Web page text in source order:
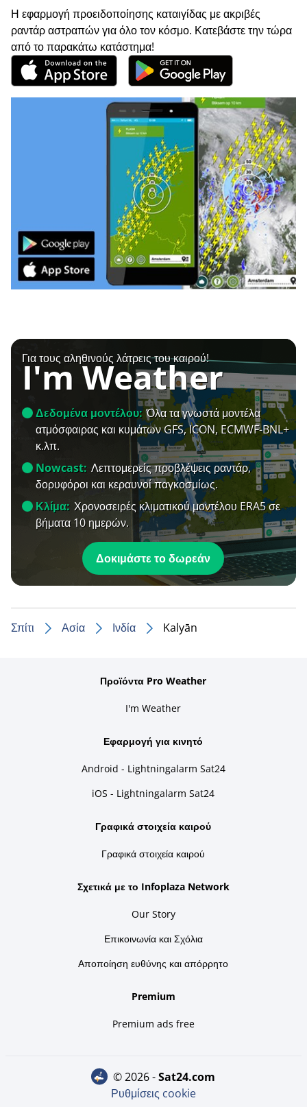
Η εφαρμογή προειδοποίησης καταιγίδας με ακριβές
ραντάρ αστραπών για όλο τον κόσμο. Κατεβάστε την τώρα
από το παρακάτω κατάστημα!
Για τους αληθινούς λάτρεις του καιρού!
I'm Weather
Δεδομένα μοντέλου: Όλα τα γνωστά μοντέλα
ατμόσφαιρας και κυμάτων GFS, ICON, ECMWF-BNL+
κ.λπ.
Nowcast: Λεπτομερείς προβλέψεις ραντάρ,
δορυφόροι και κεραυνοί παγκοσμίως.
Κλίμα: Χρονοσειρές κλιματικού μοντέλου ERA5 σε
βήματα 10 ημερών.
Δοκιμάστε το δωρεάν
Σπίτι Ασία Ινδία Kalyān
Προϊόντα Pro Weather
I'm Weather
Εφαρμογή για κινητό
Android - Lightningalarm Sat24
iOS - Lightningalarm Sat24
Γραφικά στοιχεία καιρού
Γραφικά στοιχεία καιρού
Σχετικά με το Infoplaza Network
Our Story
Επικοινωνία και Σχόλια
Αποποίηση ευθύνης και απόρρητο
Premium
Premium ads free
© 2026 - sat24.com
Ρυθμίσεις cookie